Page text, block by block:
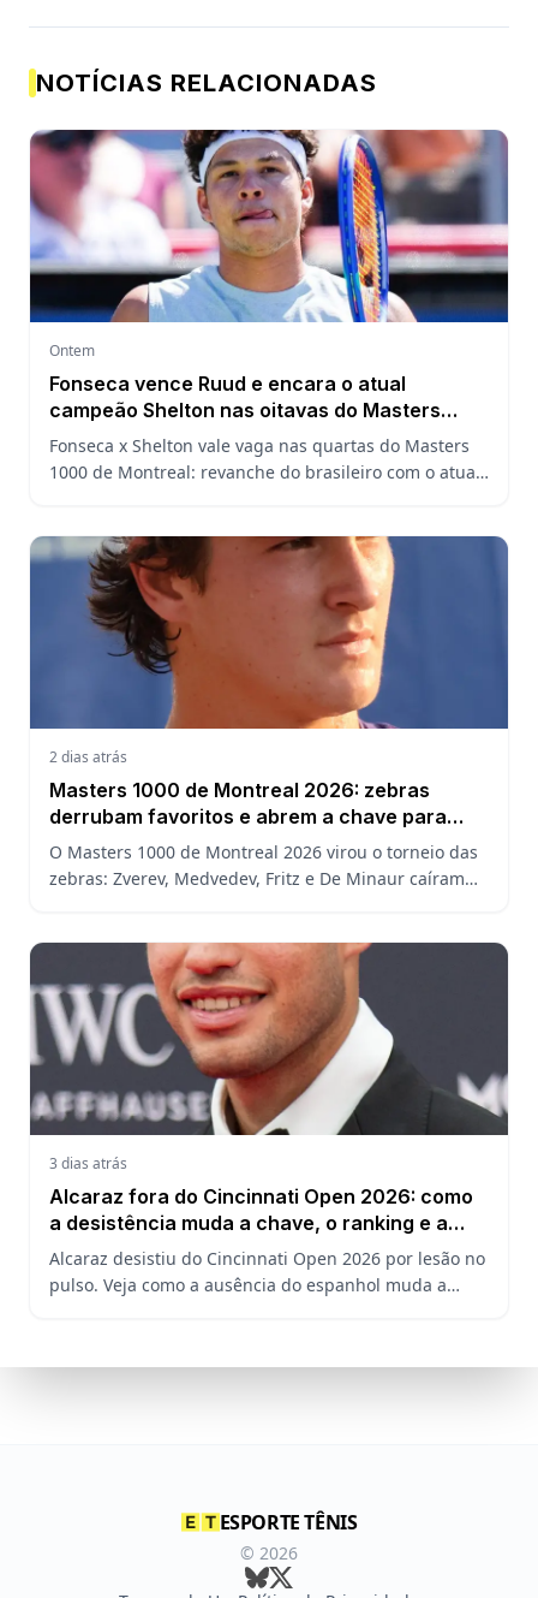
NOTÍCIAS RELACIONADAS
Ontem
Fonseca vence Ruud e encara o atual
campeão Shelton nas oitavas do Masters
1000 de Montreal
Fonseca x Shelton vale vaga nas quartas do Masters
1000 de Montreal: revanche do brasileiro com o atual
2 dias atrás
Masters 1000 de Montreal 2026: zebras
derrubam favoritos e abrem a chave para
João Fonseca
O Masters 1000 de Montreal 2026 virou o torneio das
zebras: Zverev, Medvedev, Fritz e De Minaur caíram
3 dias atrás
Alcaraz fora do Cincinnati Open 2026: como
a desistência muda a chave, o ranking e a
defesa do US Open
Alcaraz desistiu do Cincinnati Open 2026 por lesão no
pulso. Veja como a ausência do espanhol muda a
ESPORTE TÊNIS
© 2026